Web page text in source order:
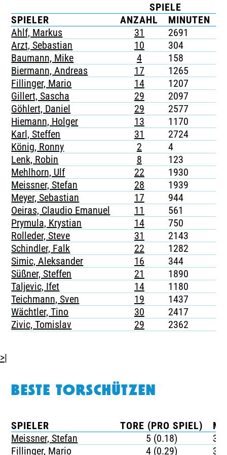
TICKETING
SPIELE
SPIELER
ANZAHL MINUTEN
Ahlf, Markus
31 2691
Arzt, Sebastian
10 304
Baumann, Mike
4 158
Biermann, Andreas
17 1265
Fillinger, Mario
14 1207
Gillert, Sascha
29 2097
Göhlert, Daniel
29 2577
Hiemann, Holger
13 1170
Karl, Steffen
31 2724
König, Ronny
2 4
Lenk, Robin
8 123
Mehlhorn, Ulf
22 1930
Meissner, Stefan
28 1939
Meyer, Sebastian
17 944
Oeiras, Claudio Emanuel
11 561
Prymula, Krystian
14 750
Rolleder, Steve
31 2143
Schindler, Falk
22 1282
Simic, Aleksander
16 344
Süßner, Steffen
21 1890
Taljevic, Ifet
14 1180
Teichmann, Sven
19 1437
Wächtler, Tino
30 2417
Zivic, Tomislav
29 2362
>|
BESTE TORSCHÜTZEN
SPIELER TORE (PRO SPIEL)
Meissner, Stefan
5 (0.18)
Fillinger, Mario
4 (0.29)